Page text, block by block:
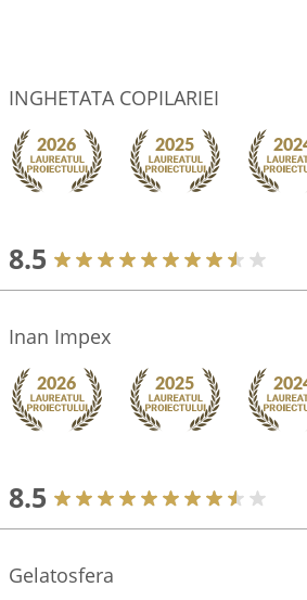
INGHETATA COPILARIEI
8.5
Inan Impex
8.5
Gelatosfera